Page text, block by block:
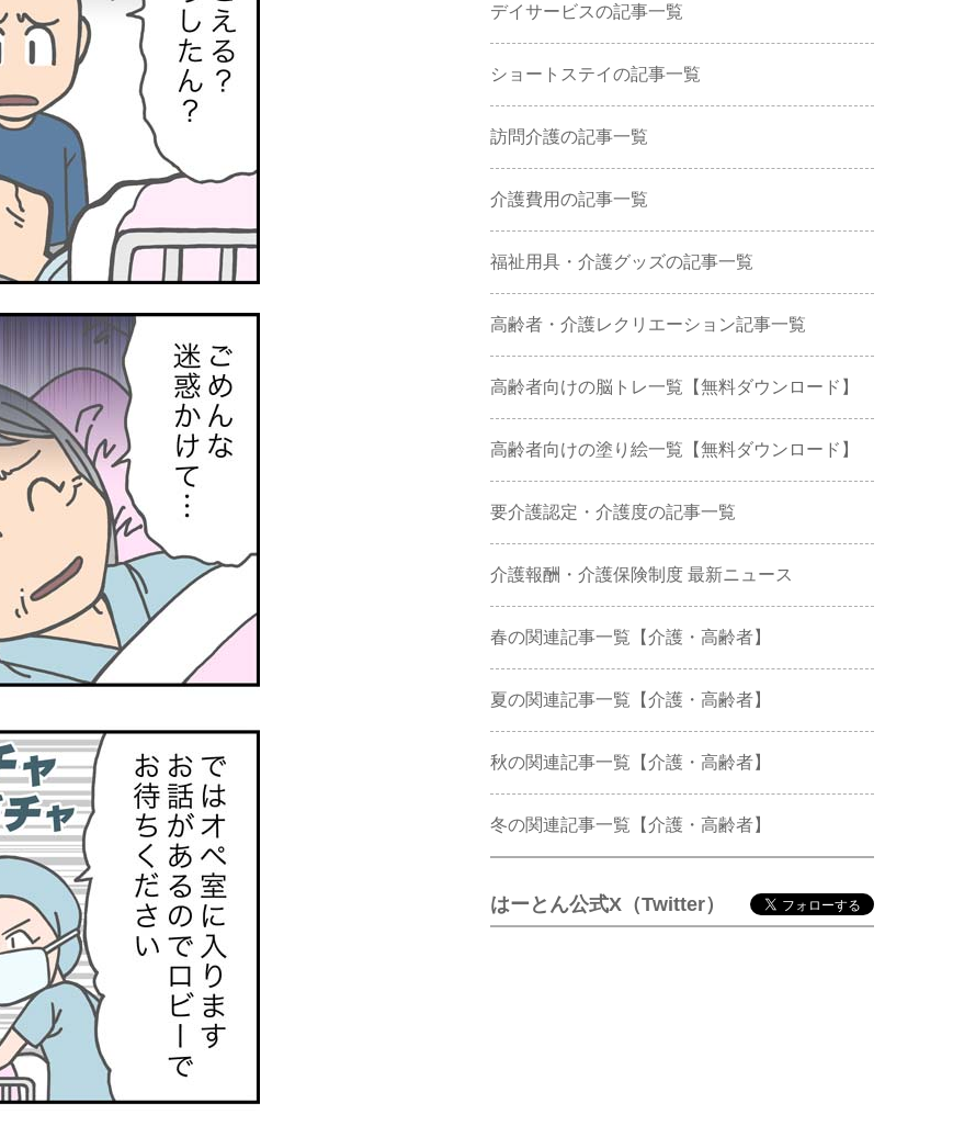
デイサービスの記事一覧
ショートステイの記事一覧
訪問介護の記事一覧
介護費用の記事一覧
福祉用具・介護グッズの記事一覧
高齢者・介護レクリエーション記事一覧
高齢者向けの脳トレ一覧【無料ダウンロード】
高齢者向けの塗り絵一覧【無料ダウンロード】
要介護認定・介護度の記事一覧
介護報酬・介護保険制度 最新ニュース
春の関連記事一覧【介護・高齢者】
夏の関連記事一覧【介護・高齢者】
秋の関連記事一覧【介護・高齢者】
冬の関連記事一覧【介護・高齢者】
はーとん公式X（Twitter）